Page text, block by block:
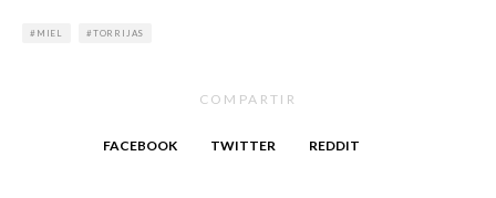
MIEL TORRIJAS
COMPARTIR
FACEBOOK TWITTER REDDIT